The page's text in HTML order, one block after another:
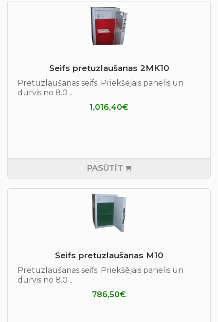
Seifs pretuzlaušanas 2MK10
Pretuzlaušanas seifs. Priekšējais panelis un
durvis no 8.0 ..
1,016,40€
PASŪTĪT
Seifs pretuzlaušanas М10
Pretuzlaušanas seifs. Priekšējais panelis un
durvis no 8.0 ..
786,50€